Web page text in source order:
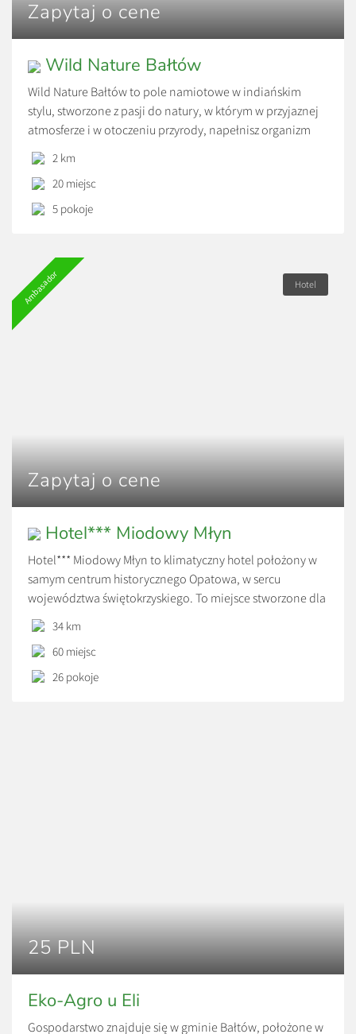
Zapytaj o cene
Wild Nature Bałtów
Wild Nature Bałtów to pole namiotowe w indiańskim
stylu, stworzone z pasji do natury, w którym w przyjaznej
atmosferze i w otoczeniu przyrody, napełnisz organizm
pozytywna energią. Jeśli zależy wam na wypoczynku na
łonie natury, w spokojnym miejscu. Aby po przebudzeniu
słyszeć śpiew ptaków, natomiast wieczorem wspólnie z
sąsiadami zasiąść przy ognisku pod rozgwieżdżonym
2 km
20 miejsc
5 pokoje
Ambasador Hotel
Zapytaj o cene
Hotel*** Miodowy Młyn
Hotel*** Miodowy Młyn to klimatyczny hotel położony w
samym centrum historycznego Opatowa, w sercu
województwa świętokrzyskiego. To miejsce stworzone dla
osób szukających spokojnego wypoczynku, komfortowych
noclegów oraz wyjątkowej atmosfery z dala od dużych,
bezosobowych hoteli.
34 km
60 miejsc
26 pokoje
25 PLN
Eko-Agro u Eli
Gospodarstwo znajduje się w gminie Bałtów, położone w